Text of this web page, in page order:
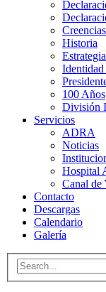
Historia
100 Años
División
Servicios
ADRA
Noticias
Hospital
Canal de
Contacto
Descargas
Calendario
Galería